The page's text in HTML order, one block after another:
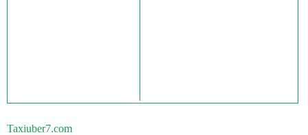
Taxiuber7.com